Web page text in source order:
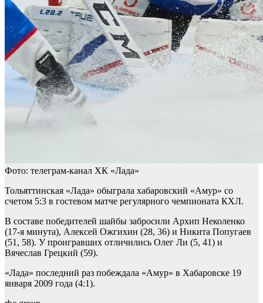
Фото: телеграм-канал ХК «Лада»
Тольяттинская «Лада» обыграла хабаровский «Амур» со
счетом 5:3 в гостевом матче регулярного чемпионата КХЛ.
В составе победителей шайбы забросили Архип Неколенко
(17-я минута), Алексей Ожгихин (28, 36) и Никита Попугаев
(51, 58). У проигравших отличились Олег Ли (5, 41) и
Вячеслав Грецкий (59).
«Лада» последний раз побеждала «Амур» в Хабаровске 19
января 2009 года (4:1).